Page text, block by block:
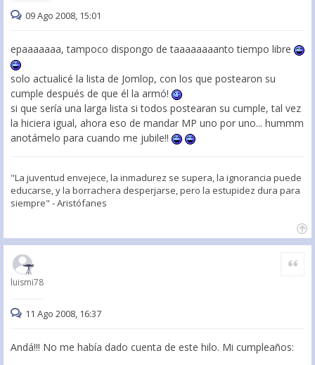
09 Ago 2008, 15:01
epaaaaaaa, tampoco dispongo de taaaaaaaanto tiempo libre
solo actualicé la lista de Jomlop, con los que postearon su
cumple después de que él la armó!
si que sería una larga lista si todos postearan su cumple, tal vez
la hiciera igual, ahora eso de mandar MP uno por uno... hummm
anotámelo para cuando me jubile!!
"La juventud envejece, la inmadurez se supera, la ignorancia puede
educarse, y la borrachera desperjarse, pero la estupidez dura para
siempre" - Aristófanes
luismi78
Citar
11 Ago 2008, 16:37
Andá!!! No me había dado cuenta de este hilo. Mi cumpleaños: